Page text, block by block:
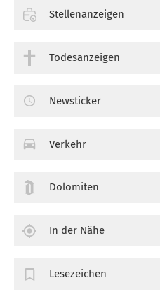
Stellenanzeigen
Todesanzeigen
Newsticker
Verkehr
Dolomiten
In der Nähe
Lesezeichen